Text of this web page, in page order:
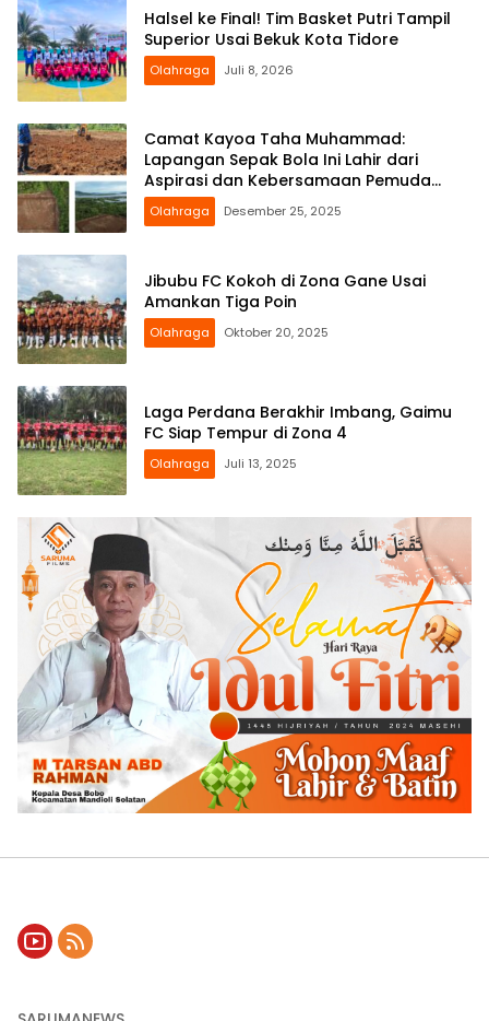
Halsel ke Final! Tim Basket Putri Tampil
Superior Usai Bekuk Kota Tidore
Olahraga Juli 8, 2026
Camat Kayoa Taha Muhammad:
Lapangan Sepak Bola Ini Lahir dari
Aspirasi dan Kebersamaan Pemuda
Guruapin dan Bajo
Olahraga Desember 25, 2025
Jibubu FC Kokoh di Zona Gane Usai
Amankan Tiga Poin
Olahraga Oktober 20, 2025
Laga Perdana Berakhir Imbang, Gaimu
FC Siap Tempur di Zona 4
Olahraga Juli 13, 2025